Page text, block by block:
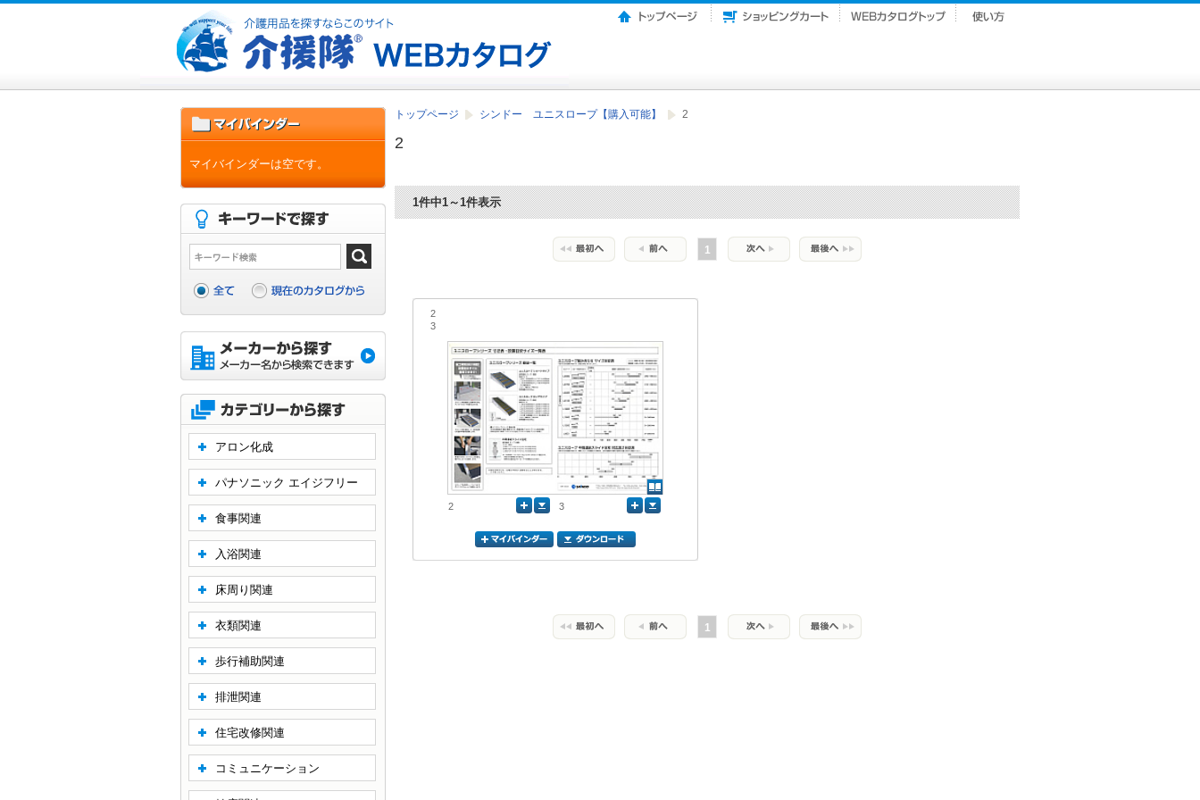
トップページ シンドー ユニスロープ【購入可能】 2
2
1件中1～1件表示
1
2
3
2 3
1
マイバインダーは空です。
アロン化成
パナソニック エイジフリー
食事関連
入浴関連
床周り関連
衣類関連
歩行補助関連
排泄関連
住宅改修関連
コミュニケーション